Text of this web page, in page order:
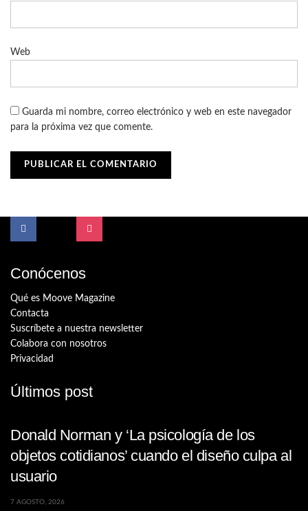
Web
Guarda mi nombre, correo electrónico y web en este navegador
para la próxima vez que comente.
Conócenos
Qué es Moove Magazine
Contacta
Suscríbete a nuestra newsletter
Colabora con nosotros
Privacidad
Últimos post
Donald Norman y ‘La psicología de los
objetos cotidianos’ cuando el diseño culpa al
usuario
7 AGOSTO, 2026